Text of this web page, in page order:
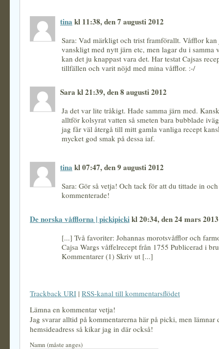
tina kl 11:38, den 7 augusti 2012
Sara: Vad märkligt och trist framförallt. Våfflor
vanskligt med nytt järn etc, men lagar du i samma
kan det ju knappast vara det. Har testat Cajsas
tillfällen och varit nöjd med mina våfflor. :-/
Sara kl 21:39, den 8 augusti 2012
Ja det var lite tråkigt. Hade samma järn med.
alltför kolsyrat vatten så smeten bara bubblade
jag får väl återgå till mitt gamla vanliga recept
mycket god smak på dessa iaf.
tina kl 07:47, den 9 augusti 2012
Sara: Gör så vetja! Och tack för att du tittade in och
kommenterade!
De norska våfflorna | pickipickikl 20:34, den 24 mars 2013
[...] Två favoriter: Johannas morotsvåfflor och
Cajsa Wargs våffelrecept från 1755 Publicerad i
Kommentarer (1) Skriv ut [...]
Trackback URI | RSS-kanal till kommentarsflödet
Lämna en kommentar vetja!
Jag svarar alltid på kommentarerna här på picki, men lämnar
hemsideadress så kikar jag in där också!
Namn (måste anges)